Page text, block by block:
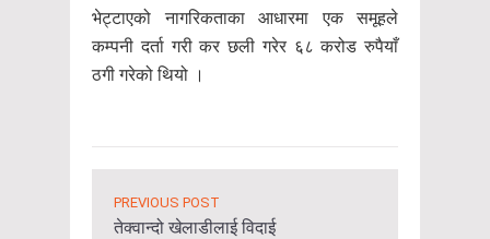
भेट्टाएको नागरिकताका आधारमा एक समूहले
कम्पनी दर्ता गरी कर छली गरेर ६८ करोड रुपैयाँ
ठगी गरेको थियो ।
PREVIOUS POST
तेक्वान्दो खेलाडीलाई विदाई